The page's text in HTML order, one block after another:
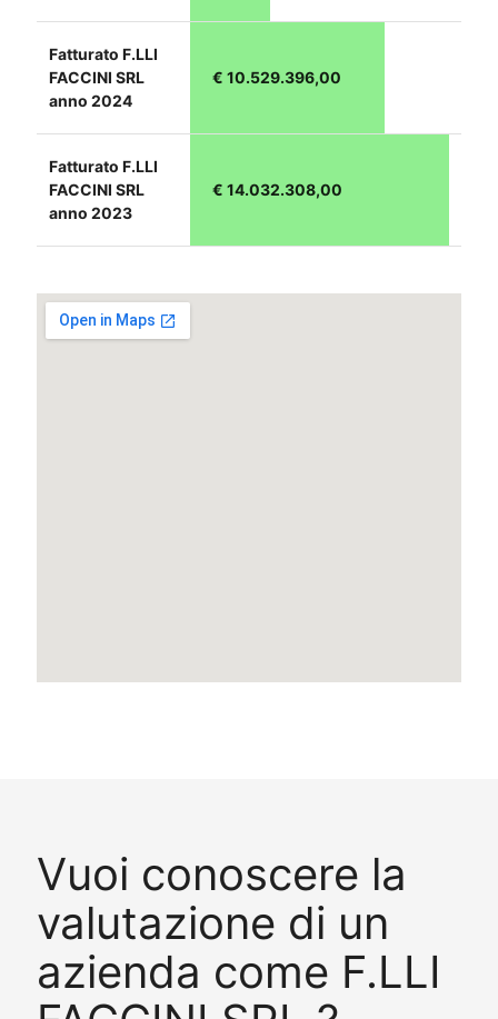
Fatturato F.LLI
FACCINI SRL
anno 2024
€ 10.529.396,00
Fatturato F.LLI
FACCINI SRL
anno 2023
€ 14.032.308,00
Vuoi conoscere la
valutazione di un
azienda come F.LLI